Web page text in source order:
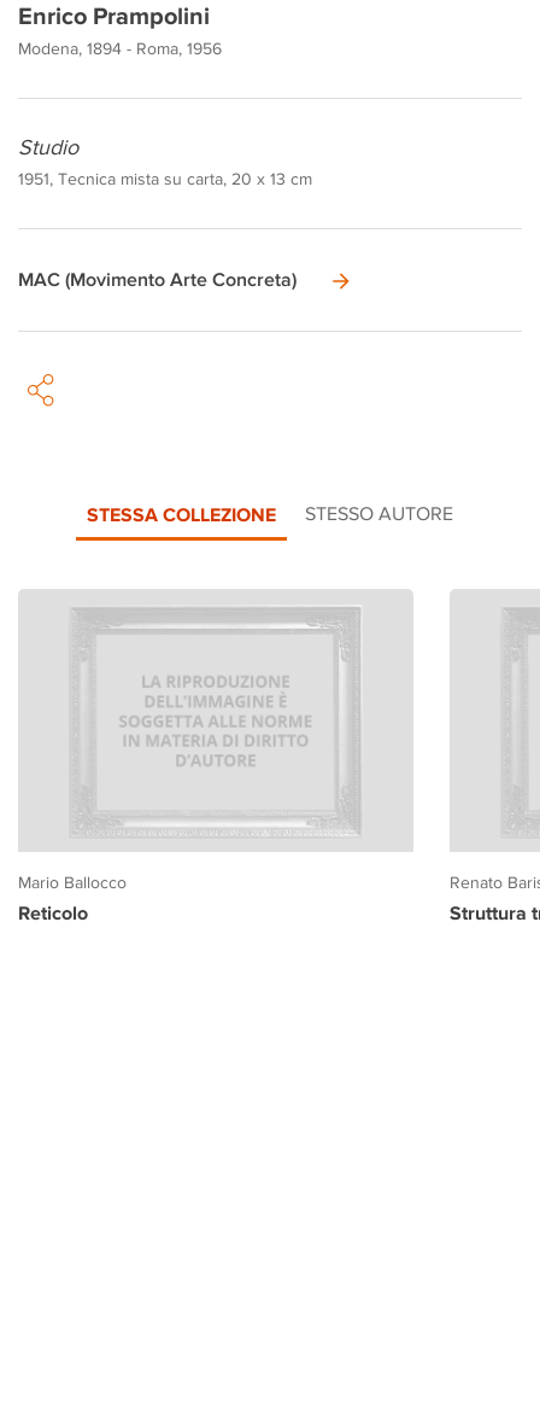
Enrico Prampolini
Modena, 1894 - Roma, 1956
Studio
1951, Tecnica mista su carta, 20 x 13 cm
MAC (Movimento Arte Concreta)
STESSA COLLEZIONE STESSO AUTORE
Mario Ballocco
Reticolo
Renato
Struttura